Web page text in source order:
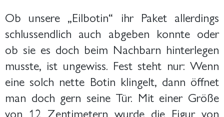
Ob unsere „Eilbotin“ ihr Paket allerdings
schlussendlich auch abgeben konnte oder
ob sie es doch beim Nachbarn hinterlegen
musste, ist ungewiss. Fest steht nur: Wenn
eine solch nette Botin klingelt, dann öffnet
man doch gern seine Tür. Mit einer Größe
von 12 Zentimetern wurde die Figur von